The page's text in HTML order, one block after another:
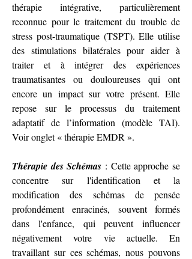
thérapie intégrative, particulièrement
reconnue pour le traitement du trouble de
stress post-traumatique (TSPT). Elle utilise
des stimulations bilatérales pour aider à
traiter et à intégrer des expériences
traumatisantes ou douloureuses qui ont
encore un impact sur votre présent. Elle
repose sur le processus du traitement
adaptatif de l’information (modèle TAI).
Voir onglet « thérapie EMDR ».
Thérapie des Schémas : Cette approche se
concentre sur l'identification et la
modification des schémas de pensée
profondément enracinés, souvent formés
dans l'enfance, qui peuvent influencer
négativement votre vie actuelle. En
travaillant sur ces schémas, nous pouvons